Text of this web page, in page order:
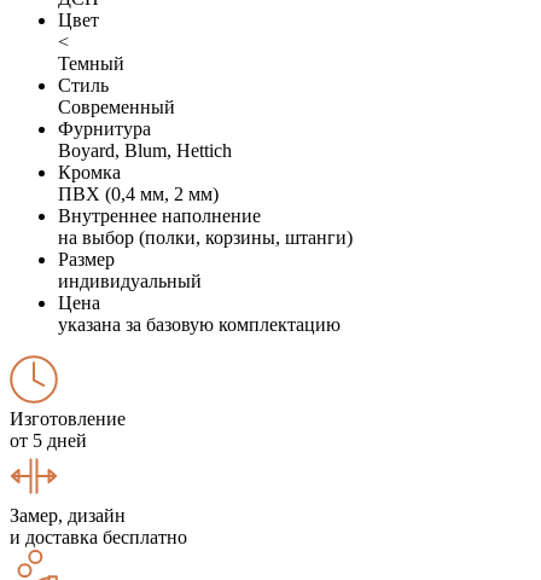
Цвет
<
Темный
Стиль
Современный
Фурнитура
Boyard, Blum, Hettich
Кромка
ПВХ (0,4 мм, 2 мм)
Внутреннее наполнение
на выбор (полки, корзины, штанги)
Размер
индивидуальный
Цена
указана за базовую комплектацию
Изготовление
от 5 дней
Замер, дизайн
и доставка бесплатно